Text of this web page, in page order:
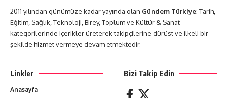
2011 yılından günümüze kadar yayında olan Gündem Türkiye; Tarih,
Eğitim, Sağlık, Teknoloji, Birey, Toplum ve Kültür & Sanat
kategorilerinde içerikler üreterek takipçilerine dürüst ve ilkeli bir
şekilde hizmet vermeye devam etmektedir.
Linkler
Anasayfa
Bizi Takip Edin